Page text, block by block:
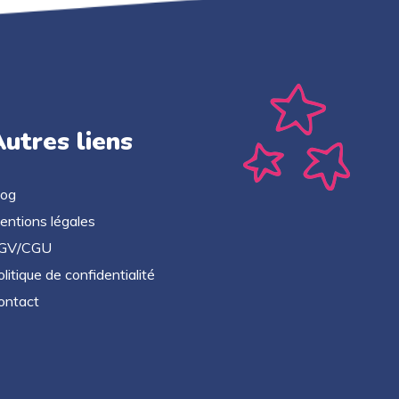
liens
légales
CGU
de confidentialité